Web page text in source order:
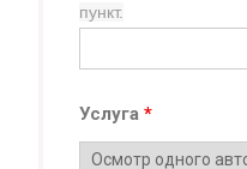
пункт.
Услуга *